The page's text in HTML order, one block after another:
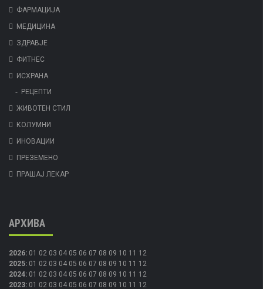
ФАРМАЦИЈА
МЕДИЦИНА
ЗДРАВЈЕ
ФИТНЕС
ИСХРАНА
РЕЦЕПТИ
ЖИВОТЕН СТИЛ
КОЛУМНИ
ИНОВАЦИИ
ПРЕЗЕМЕНО
ПРАШАЈ ЛЕКАР
АРХИВА
2026: 01 02 03 04 05 06 07 08 09 10 11 12
2025: 01 02 03 04 05 06 07 08 09 10 11 12
2024: 01 02 03 04 05 06 07 08 09 10 11 12
2023: 01 02 03 04 05 06 07 08 09 10 11 12